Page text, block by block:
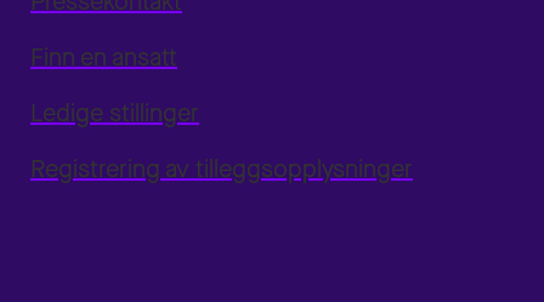
Finn en ansatt
Ledige stillinger
Registrering av tilleggsopplysninger